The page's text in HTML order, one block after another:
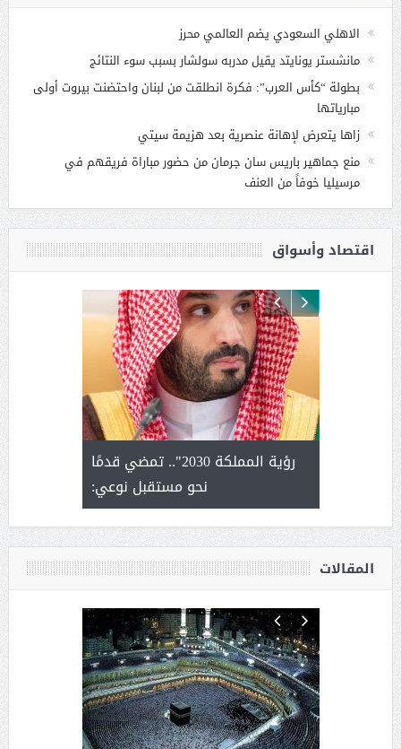
الاهلي السعودي يضم العالمي محرز
مانشستر يونايتد يقيل مدربه سولشار بسبب سوء النتائج
بطولة “كأس العرب”: فكرة انطلقت من لبنان واحتضنت بيروت أولى
مبارياتها
زاها يتعرض لإهانة عنصرية بعد هزيمة سيتي
منع جماهير باريس سان جرمان من حضور مباراة فريقهم في
مرسيليا خوفاً من العنف
اقتصاد وأسواق
يحصل
رؤية المملكة 2030".. تمضي قدمًا
نحو مستقبل نوعي:
عنيزة
المقالات